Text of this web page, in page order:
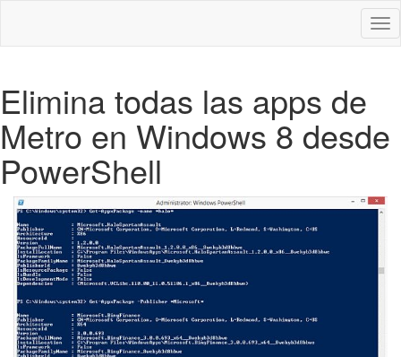
Elimina todas las apps de
Metro en Windows 8 desde
PowerShell